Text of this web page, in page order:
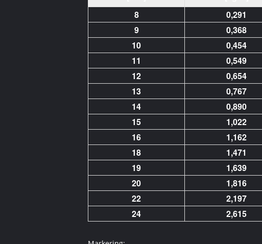
8
0,291
9
0,368
10
0,454
11
0,549
12
0,654
13
0,767
14
0,890
15
1,022
16
1,162
18
1,471
19
1,639
20
1,816
22
2,197
24
2,615